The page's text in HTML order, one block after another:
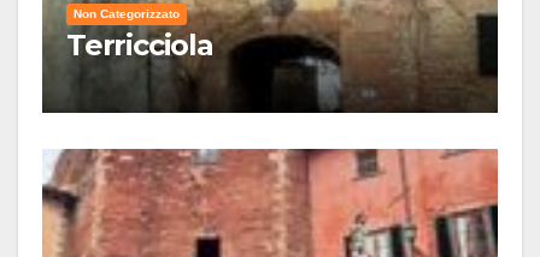
Non Categorizzato
Terricciola